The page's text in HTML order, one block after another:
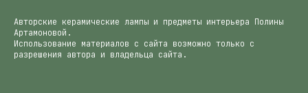
Авторские керамические лампы и предметы интерьера Полины
Артамоновой.
Использование материалов с сайта возможно только с
разрешения автора и владельца сайта.